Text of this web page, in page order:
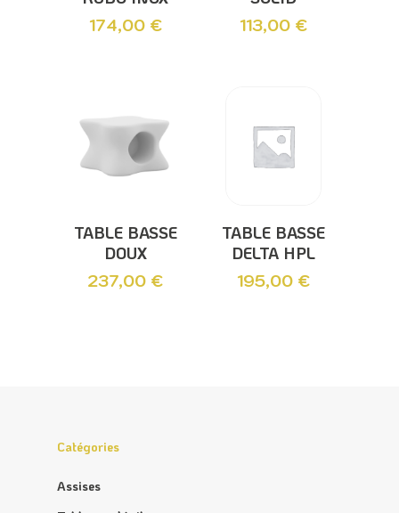
174,00 € 113,00 €
Ajouter Au
Panier
TABLE BASSE
DOUX
237,00 €
Ajouter Au
Panier
TABLE BASSE
DELTA HPL
195,00 €
Catégories
Assises